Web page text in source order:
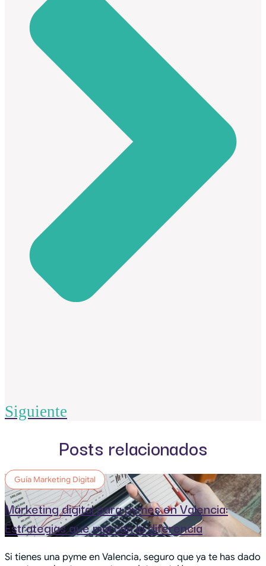
Siguiente
Posts relacionados
Guía Marketing Digital
Marketing digital para pymes en Valencia:
Estrategias que marcan la diferencia
Si tienes una pyme en Valencia, seguro que ya te has dado